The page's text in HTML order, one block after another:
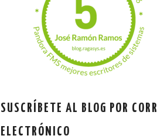
SUSCRÍBETE AL BLOG POR
ELECTRÓNICO